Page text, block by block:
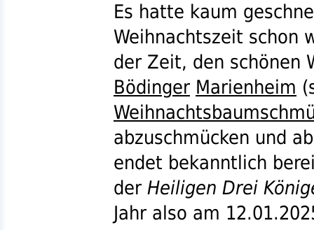
Es hatte kaum
Weihnachtszeit schon
der Zeit, den schönen
Bödinger Marienheim (
abzuschmücken und
endet bekanntlich
der Heiligen Drei
Jahr also am